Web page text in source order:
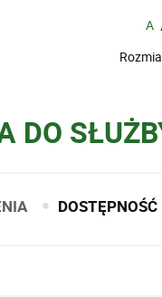
DO
DOSTĘPNOŚĆ